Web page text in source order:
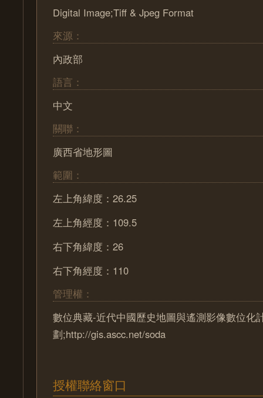
Digital Image;Tiff & Jpeg Format
來源：
內政部
語言：
中文
關聯：
廣西省地形圖
範圍：
左上角緯度：26.25
左上角經度：109.5
右下角緯度：26
右下角經度：110
管理權：
數位典藏-近代中國歷史地圖與遙測影像數位化
劃;http://gis.ascc.net/soda
授權聯絡窗口